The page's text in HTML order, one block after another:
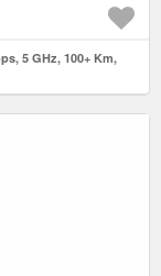
5 GHz, 100+ Km,